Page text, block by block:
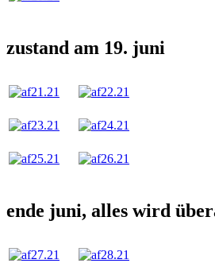
zustand am 19. juni
ende juni, alles wird